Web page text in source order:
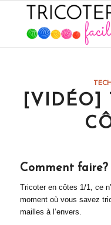
[VIDÉO]
Comment faire?
Tricoter en côtes 1/1, ce
moment où vous savez
mailles à l’envers.